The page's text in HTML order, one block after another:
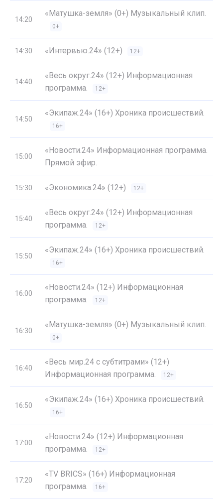
14:20
«Матушка-земля» (0+) Музыкальный клип.
0+
14:30 «Интервью.24» (12+) 12+
14:40
«Весь округ.24» (12+) Информационная
программа.
12+
14:50
«Экипаж.24» (16+) Хроника происшествий.
16+
15:00
«Новости.24» Информационная программа.
Прямой эфир.
15:30 «Экономика.24» (12+) 12+
15:40
«Весь округ.24» (12+) Информационная
программа.
12+
15:50
«Экипаж.24» (16+) Хроника происшествий.
16+
16:00
«Новости.24» (12+) Информационная
программа.
12+
16:30
«Матушка-земля» (0+) Музыкальный клип.
0+
16:40
«Весь мир.24 с субтитрами» (12+)
Информационная программа.
12+
16:50
«Экипаж.24» (16+) Хроника происшествий.
16+
17:00
«Новости.24» (12+) Информационная
программа.
12+
17:20
«TV BRICS» (16+) Информационная
программа.
16+